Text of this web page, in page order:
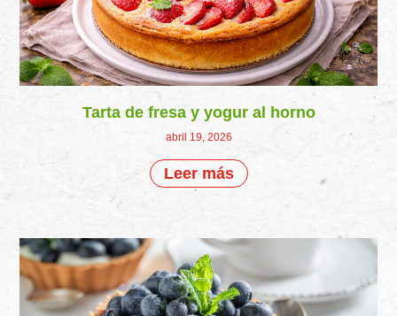
Tarta de fresa y yogur al horno
abril 19, 2026
Leer más